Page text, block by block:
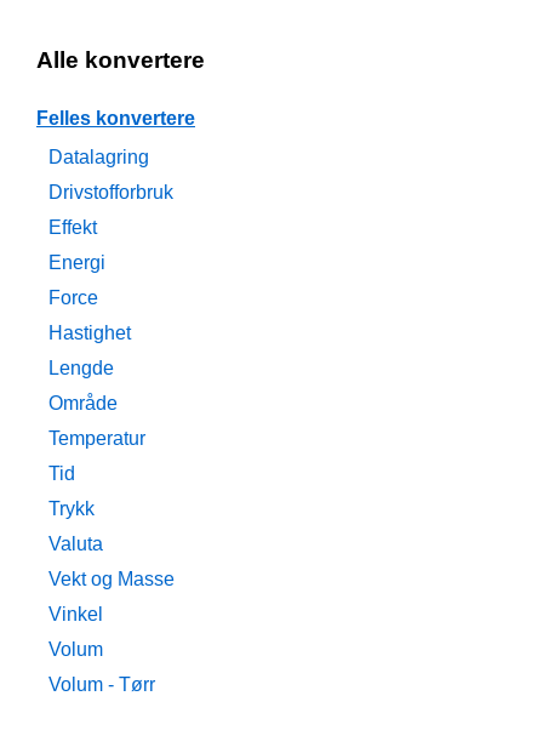
Alle konvertere
Felles konvertere
Datalagring
Drivstofforbruk
Effekt
Energi
Force
Hastighet
Lengde
Område
Temperatur
Tid
Trykk
Valuta
Vekt og Masse
Vinkel
Volum
Volum - Tørr